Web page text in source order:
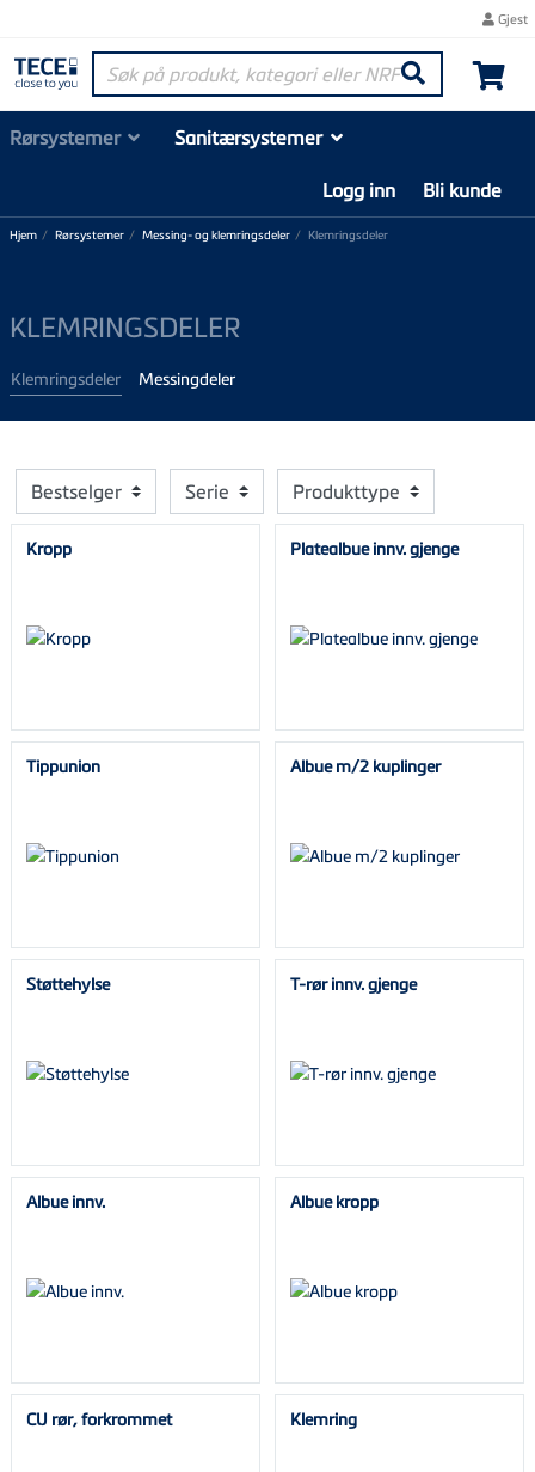
Gjest
Søk på produkt, kategori eller NRF-nummer
Søk
Rørsystemer
Sanitærsystemer
Logg inn
Bli kunde
Hjem Rørsystemer Messing- og klemringsdeler Klemringsdeler
KLEMRINGSDELER
Klemringsdeler Messingdeler
Bestselger Serie Produkttype
Kropp Platealbue innv. gjenge
Tippunion Albue m/2 kuplinger
Støttehylse T-rør innv. gjenge
Albue innv. Albue kropp
CU rør, forkrommet Klemring